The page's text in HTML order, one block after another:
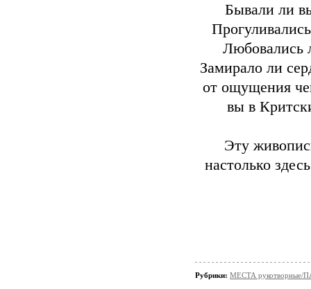
Бывали ли
Любовались
Замирало ли
от ощущения
вы в
Эту
настолько
Рубрики: МЕСТА рукотворные/